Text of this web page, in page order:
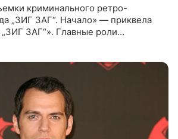
криминального ретро-
„ЗИГ ЗАГ“. Начало» — приквела
ЗАГ“». Главные роли